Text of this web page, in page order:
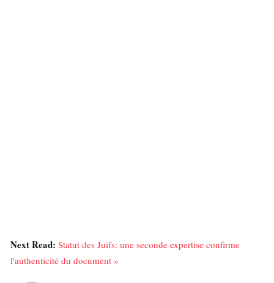
Next Read: Statut des Juifs: une seconde expertise confirme
l'authenticité du document »